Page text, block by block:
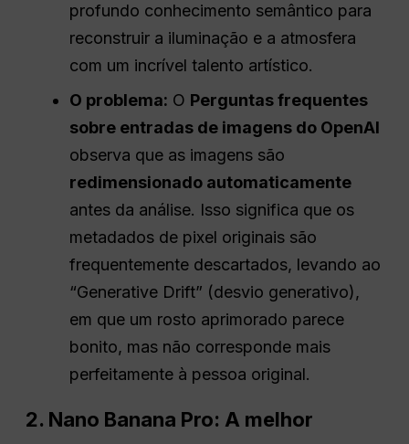
profundo conhecimento semântico para
reconstruir a iluminação e a atmosfera
com um incrível talento artístico.
O problema: O Perguntas frequentes
sobre entradas de imagens do OpenAI
observa que as imagens são
redimensionado automaticamente
antes da análise. Isso significa que os
metadados de pixel originais são
frequentemente descartados, levando ao
“Generative Drift” (desvio generativo),
em que um rosto aprimorado parece
bonito, mas não corresponde mais
perfeitamente à pessoa original.
2. Nano Banana Pro: A melhor